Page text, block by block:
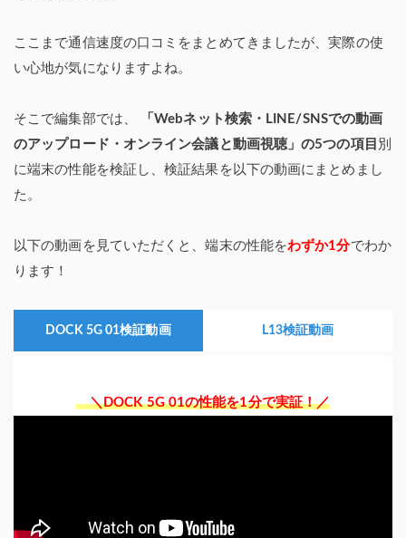
ここまで通信速度の口コミをまとめてきましたが、実際の使
い心地が気になりますよね。
そこで編集部では、
「Webネット検索・LINE/SNSでの動画
のアップロード・オンライン会議と動画視聴」の5つの項目 別
に端末の性能を検証し、検証結果を以下の動画にまとめまし
た。
以下の動画を見ていただくと、端末の性能をわずか1分でわか
ります！
DOCK 5G 01検証動画 L13検証動画
＼DOCK 5G 01の性能を1分で実証！／